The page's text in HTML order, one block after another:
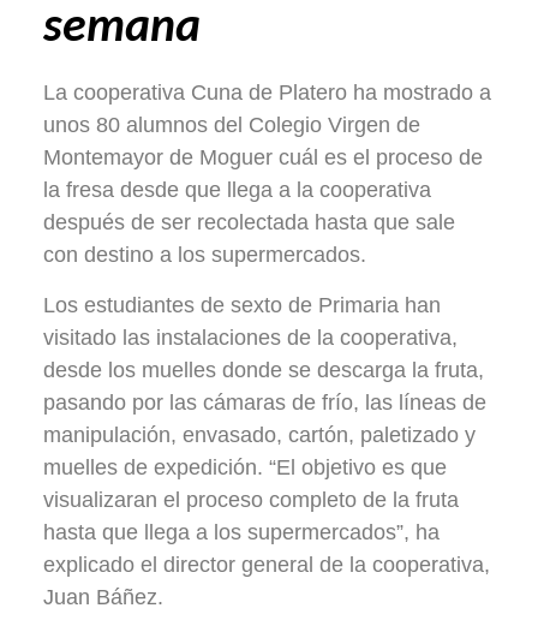
semana
La cooperativa Cuna de Platero ha mostrado a
unos 80 alumnos del Colegio Virgen de
Montemayor de Moguer cuál es el proceso de
la fresa desde que llega a la cooperativa
después de ser recolectada hasta que sale
con destino a los supermercados.
Los estudiantes de sexto de Primaria han
visitado las instalaciones de la cooperativa,
desde los muelles donde se descarga la fruta,
pasando por las cámaras de frío, las líneas de
manipulación, envasado, cartón, paletizado y
muelles de expedición. “El objetivo es que
visualizaran el proceso completo de la fruta
hasta que llega a los supermercados”, ha
explicado el director general de la cooperativa,
Juan Báñez.